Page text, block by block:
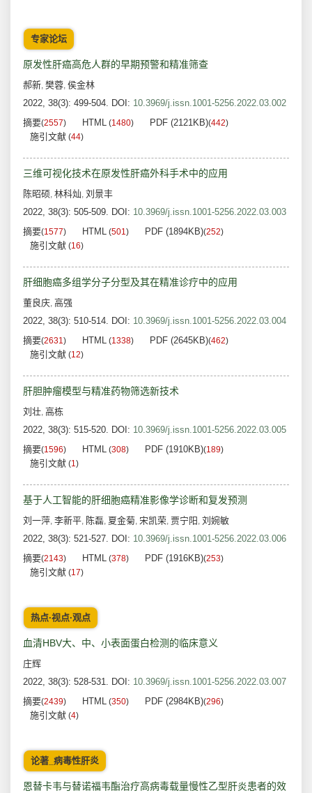
专家论坛
原发性肝癌高危人群的早期预警和精准筛查
郝新, 樊蓉, 侯金林
2022, 38(3): 499-504. DOI: 10.3969/j.issn.1001-5256.2022.03.002
摘要(2557) HTML (1480) PDF (2121KB)(442)
施引文献 (44)
三维可视化技术在原发性肝癌外科手术中的应用
陈昭硕, 林科灿, 刘景丰
2022, 38(3): 505-509. DOI: 10.3969/j.issn.1001-5256.2022.03.003
摘要(1577) HTML (501) PDF (1894KB)(252)
施引文献 (16)
肝细胞癌多组学分子分型及其在精准诊疗中的应用
董良庆, 高强
2022, 38(3): 510-514. DOI: 10.3969/j.issn.1001-5256.2022.03.004
摘要(2631) HTML (1338) PDF (2645KB)(462)
施引文献 (12)
肝胆肿瘤模型与精准药物筛选新技术
刘壮, 高栋
2022, 38(3): 515-520. DOI: 10.3969/j.issn.1001-5256.2022.03.005
摘要(1596) HTML (308) PDF (1910KB)(189)
施引文献 (1)
基于人工智能的肝细胞癌精准影像学诊断和复发预测
刘一萍, 李新平, 陈磊, 夏金菊, 宋凯荣, 贾宁阳 , 刘婉敏
2022, 38(3): 521-527. DOI: 10.3969/j.issn.1001-5256.2022.03.006
摘要(2143) HTML (378) PDF (1916KB)(253)
施引文献 (17)
热点·视点·观点
血清HBV大、中、小表面蛋白检测的临床意义
庄辉
2022, 38(3): 528-531. DOI: 10.3969/j.issn.1001-5256.2022.03.007
摘要(2439) HTML (350) PDF (2984KB)(296)
施引文献 (4)
论著_病毒性肝炎
恩替卡韦与替诺福韦酯治疗高病毒载量慢性乙型肝炎患者的效